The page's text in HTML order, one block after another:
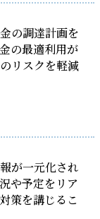
の調達計画を
の最適利用が
リスクを軽減
が一元化され
や予定をリア
策を講じるこ